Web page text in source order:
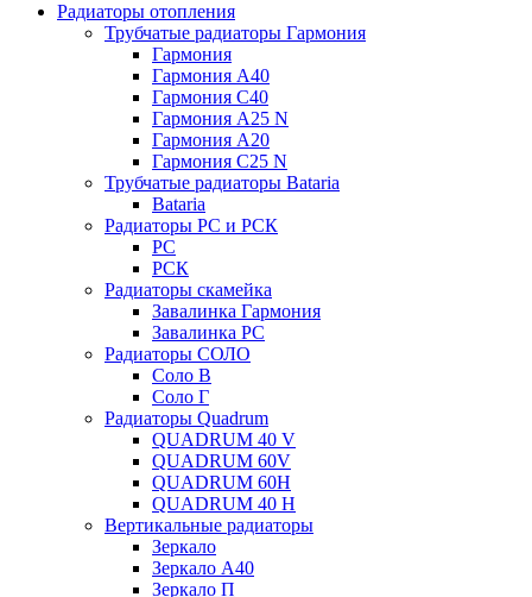
Радиаторы отопления
Трубчатые радиаторы Гармония
Гармония
Гармония А40
Гармония С40
Гармония А25 N
Гармония А20
Гармония С25 N
Трубчатые радиаторы Bataria
Bataria
Радиаторы РС и РСК
РС
РСК
Радиаторы скамейка
Завалинка Гармония
Завалинка РС
Радиаторы СОЛО
Соло В
Соло Г
Радиаторы Quadrum
QUADRUM 40 V
QUADRUM 60V
QUADRUM 60H
QUADRUM 40 H
Вертикальные радиаторы
Зеркало
Зеркало А40
Зеркало П